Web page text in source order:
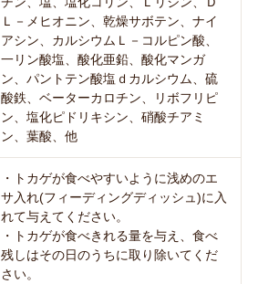
Ｌ－メヒオニン、乾燥サボテン、ナイ
アシン、カルシウムＬ－コルピン酸、
一リン酸塩、酸化亜鉛、酸化マンガ
ン、パントテン酸塩ｄカルシウム、硫
酸鉄、ベーターカロチン、リボフリピ
ン、塩化ピドリキシン、硝酸チアミ
ン、葉酸、他
・トカゲが食べやすいように浅めのエ
サ入れ(フィーディングディッシュ)に入
れて与えてください。
・トカゲが食べきれる量を与え、食べ
残しはその日のうちに取り除いてくだ
さい。